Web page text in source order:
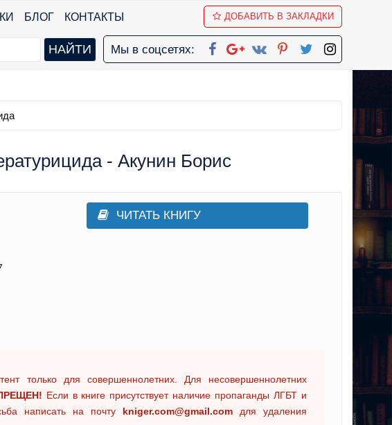
БЛОГ КОНТАКТЫ ДОБАВИТЬ В ЗАКЛАДКИ
Мы в соцсетях:
- Акунин Борис
ЧИТАТЬ КНИГУ
только для совершеннолетних. Для несовершеннолетних
Если в книге присутствует наличие пропаганды ЛГБТ и
написать на почту kniger.com@gmail.com для удаления